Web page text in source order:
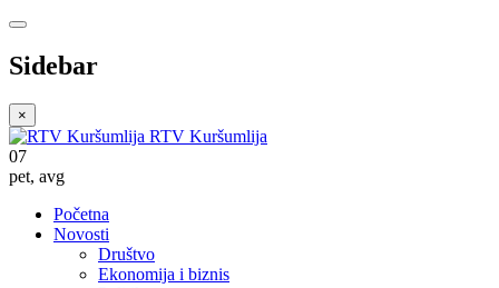
Sidebar
×
RTV Kuršumlija
07
pet, avg
Početna
Novosti
Društvo
Ekonomija i biznis